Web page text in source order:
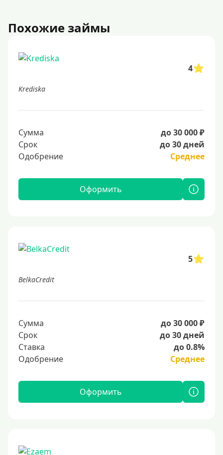
Похожие займы
4
Krediska
Сумма
до 30 000 ₽
Срок
до 30 дней
Одобрение
Среднее
Оформить
5
BelkaCredit
Сумма
до 30 000 ₽
Срок
до 30 дней
Ставка
до 0.8%
Одобрение
Среднее
Оформить